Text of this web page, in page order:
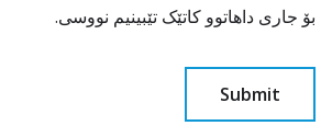
بۆ جاری داهاتوو کاتێک تێبینیم نووسی.